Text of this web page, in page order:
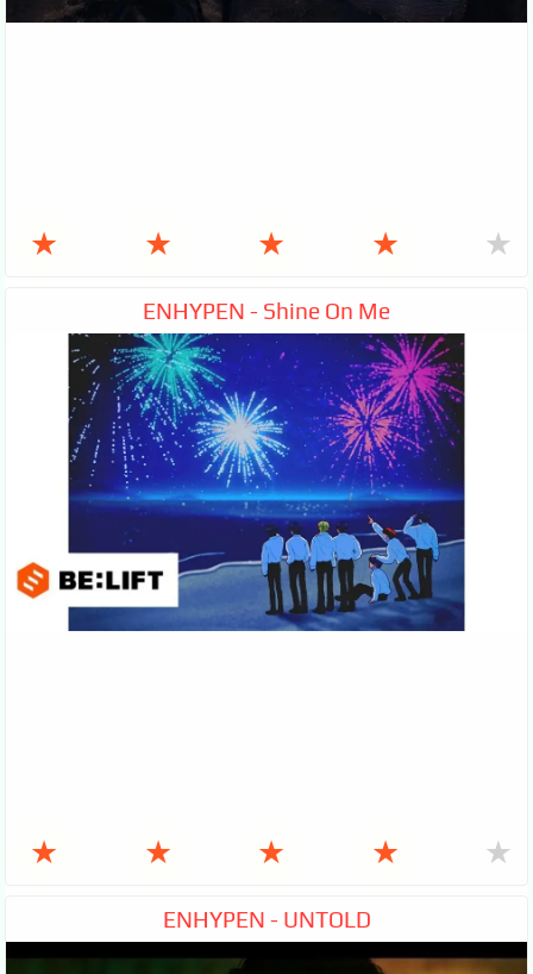
★ ★ ★ ★ ★
ENHYPEN - Shine On Me
★ ★ ★ ★ ★
ENHYPEN - UNTOLD